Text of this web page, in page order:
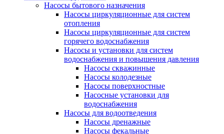
Насосы бытового назначения
Насосы циркуляционные для систем
отопления
Насосы циркуляционные для систем
горячего водоснабжения
Насосы и установки для систем
водоснабжения и повышения давления
Насосы скважинные
Насосы колодезные
Насосы поверхностные
Насосные установки для
водоснабжения
Насосы для водоотведения
Насосы дренажные
Насосы фекальные